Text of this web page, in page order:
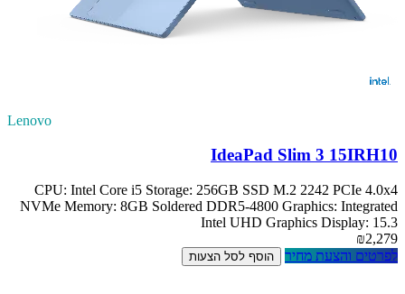
Lenovo
IdeaPad Slim 3 15IRH10
CPU: Intel Core i5 Storage: 256GB SSD M.2 2242 PCIe 4.0x4
NVMe Memory: 8GB Soldered DDR5-4800 Graphics: Integrated
Intel UHD Graphics Display: 15.3
₪2,279
לפרטים והצעת מחיר
הוסף לסל הצעות